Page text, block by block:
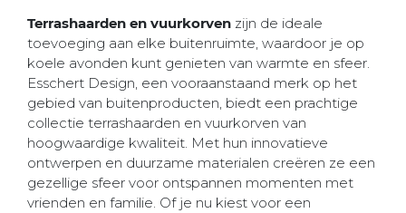
Terrashaarden en vuurkorven zijn de ideale
toevoeging aan elke buitenruimte, waardoor je op
koele avonden kunt genieten van warmte en sfeer.
Esschert Design, een vooraanstaand merk op het
gebied van buitenproducten, biedt een prachtige
collectie terrashaarden en vuurkorven van
hoogwaardige kwaliteit. Met hun innovatieve
ontwerpen en duurzame materialen creëren ze een
gezellige sfeer voor ontspannen momenten met
vrienden en familie. Of je nu kiest voor een